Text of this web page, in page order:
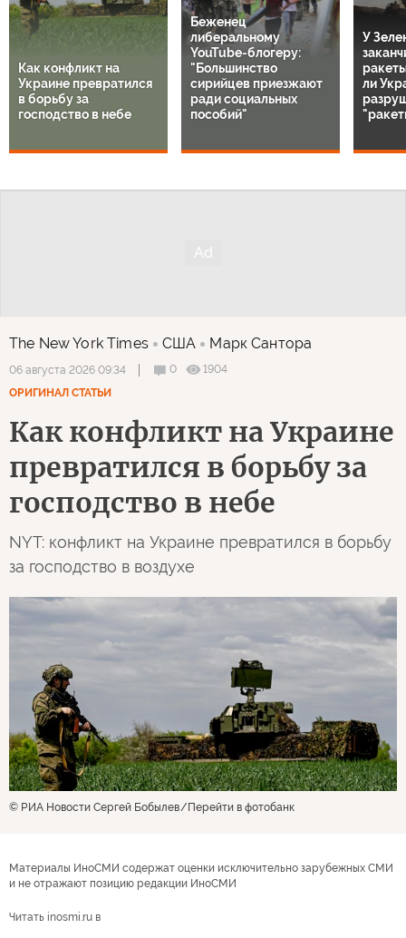
Как конфликт на
Украине превратился
в борьбу за
господство в небе
Беженец
либеральному
YouTube-блогеру:
"Большинство
сирийцев приезжают
ради социальных
пособий"
У
ли
The New York Times США Марк Сантора
06 августа 2026 09:34 0
1904
ОРИГИНАЛ СТАТЬИ
Как конфликт на Украине
превратился в борьбу за
господство в небе
NYT: конфликт на Украине превратился в борьбу
за господство в воздухе
© РИА Новости Сергей Бобылев Перейти в фотобанк
Материалы ИноСМИ содержат оценки исключительно зарубежных СМИ
и не отражают позицию редакции ИноСМИ
Читать inosmi.ru в